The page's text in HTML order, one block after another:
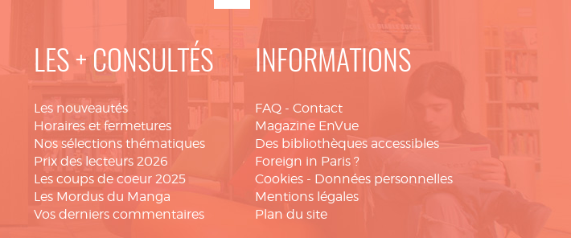
LES + CONSULTÉS
Les nouveautés
Horaires et fermetures
Nos sélections thématiques
Prix des lecteurs 2026
Les coups de coeur 2025
Les Mordus du Manga
Vos derniers commentaires
INFORMATIONS
FAQ - Contact
Magazine EnVue
Des bibliothèques accessibles
Foreign in Paris ?
Cookies - Données personnelles
Mentions légales
Plan du site